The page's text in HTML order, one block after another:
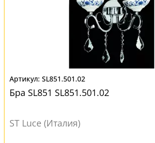
SL851.501.02
Бра SL851 SL851.501.02
ST Luce (Италия)